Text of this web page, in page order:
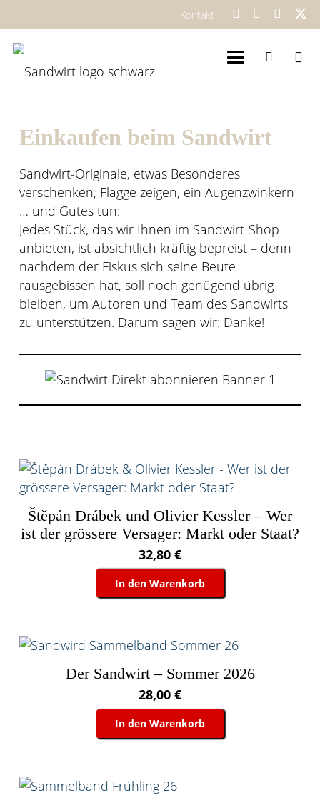
Kontakt
Einkaufen beim Sandwirt
Sandwirt-Originale, etwas Besonderes
verschenken, Flagge zeigen, ein Augenzwinkern
… und Gutes tun:
Jedes Stück, das wir Ihnen im Sandwirt-Shop
anbieten, ist absichtlich kräftig bepreist – denn
nachdem der Fiskus sich seine Beute
rausgebissen hat, soll noch genügend übrig
bleiben, um Autoren und Team des Sandwirts
zu unterstützen. Darum sagen wir: Danke!
Štěpán Drábek und Olivier Kessler – Wer
ist der grössere Versager: Markt oder Staat?
32,80 €
In den Warenkorb
Der Sandwirt – Sommer 2026
28,00 €
In den Warenkorb